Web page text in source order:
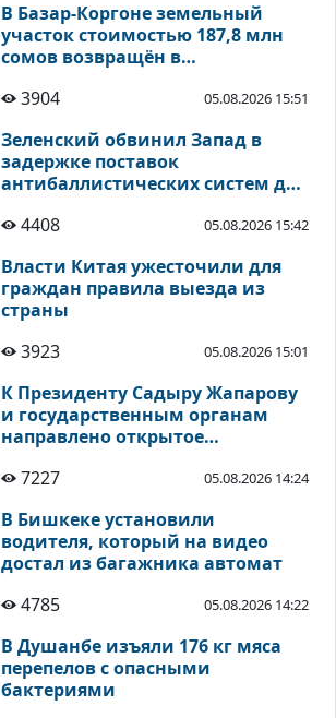
В Базар-Коргоне земельный
участок стоимостью 187,8 млн
сомов возвращён в
3904
05.08.2026 15:51
Зеленский обвинил Запад в
задержке поставок
антибаллистических систем для
4408
05.08.2026 15:42
Власти Китая ужесточили для
граждан правила выезда из
страны
3923
05.08.2026 15:01
К Президенту Садыру Жапарову
и государственным органам
направлено открытое
года
7227 05.08.2026 14:24
В Бишкеке установили
водителя, который на видео
достал из багажника автомат
4785
05.08.2026 14:22
В Душанбе изъяли 176 кг мяса
перепелов с опасными
бактериями